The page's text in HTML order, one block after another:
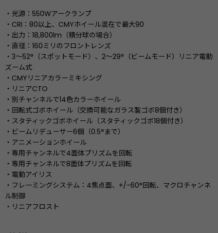
・光源：550Wアークランプ
・CRI：80以上、CMYホイール混在で最大90
・出力：18,800lm（積分球の場合）
・直径：160ミリのフロントレンズ
・3〜52°（スポットモード）、2〜29°（ビームモード）リニア電動
ズーム式
・CMYリニアカラーミキシング
・リニアCTO
・別チャンネルで14色カラーホイール
・回転式ゴボホイール（交換可能なガラス製ゴボ8個付き）
・スタティックゴボホイール（スタティックゴボ18個付き）
・ビームリデューサー6個（0.5°まで）
・アニメーションホイール
・専用チャンネルで4面体プリズムを回転
・専用チャンネルで8面体プリズムを回転
・電動アイリス
・フレーミングシステム：4焦点面、+/-60°回転、マクロチャンネ
ル制御
・リニアフロスト